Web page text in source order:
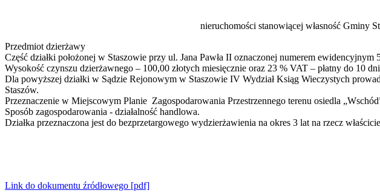
nieruchomości stanowiącej własność Gminy
Przedmiot dzierżawy
Część działki położonej w Staszowie przy ul. Jana Pawła II oznaczonej numerem
Wysokość czynszu dzierżawnego – 100,00 złotych miesięcznie oraz 23 % VAT – płatny do 10
Dla powyższej działki w Sądzie Rejonowym w Staszowie IV Wydział Ksiąg Wieczystych
Staszów.
Przeznaczenie w Miejscowym Planie Zagospodarowania Przestrzennego terenu osiedla
Sposób zagospodarowania - działalność handlowa.
Działka przeznaczona jest do bezprzetargowego wydzierżawienia na okres 3 lat na rzecz
Link do dokumentu źródłowego [pdf]